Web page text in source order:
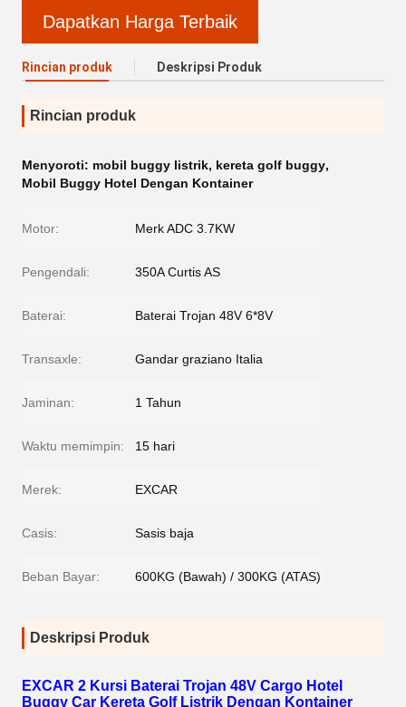
Dapatkan Harga Terbaik
Rincian produk Deskripsi Produk
Rincian produk
Menyoroti: mobil buggy listrik, kereta golf buggy,
Mobil Buggy Hotel Dengan Kontainer
Motor: Merk ADC 3.7KW
Pengendali: 350A Curtis AS
Baterai: Baterai Trojan 48V 6*8V
Transaxle: Gandar graziano Italia
Jaminan: 1 Tahun
Waktu memimpin: 15 hari
Merek: EXCAR
Casis: Sasis baja
Beban Bayar: 600KG (Bawah) / 300KG (ATAS)
Deskripsi Produk
EXCAR 2 Kursi Baterai Trojan 48V Cargo Hotel
Buggy Car Kereta Golf Listrik Dengan Kontainer